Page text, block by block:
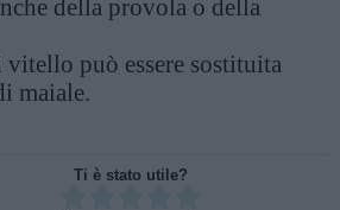
della provola o della
vitello può essere sostituita
maiale.
Ti è stato utile?